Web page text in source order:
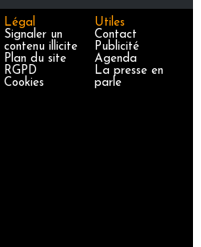
Légal
Signaler un
contenu illicite
Plan du site
RGPD
Cookies
Utiles
Contact
Publicité
Agenda
La presse en
parle